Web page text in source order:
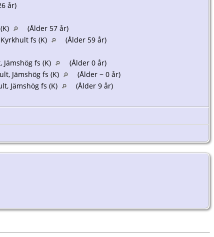
år)
(Ålder 57 år)
fs (K)
(Ålder 59 år)
fs (K)
(Ålder 0 år)
Jämshög fs (K)
(Ålder ~ 0 år)
Jämshög fs (K)
(Ålder 9 år)